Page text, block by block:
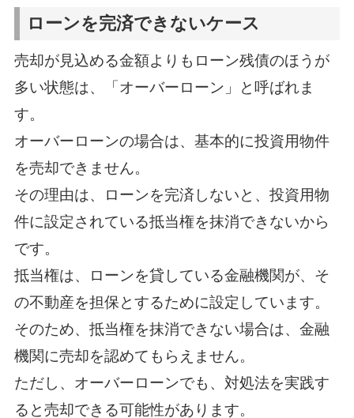
ローンを完済できないケース
売却が見込める金額よりもローン残債のほうが
多い状態は、「オーバーローン」と呼ばれま
す。
オーバーローンの場合は、基本的に投資用物件
を売却できません。
その理由は、ローンを完済しないと、投資用物
件に設定されている抵当権を抹消できないから
です。
抵当権は、ローンを貸している金融機関が、そ
の不動産を担保とするために設定しています。
そのため、抵当権を抹消できない場合は、金融
機関に売却を認めてもらえません。
ただし、オーバーローンでも、対処法を実践す
ると売却できる可能性があります。